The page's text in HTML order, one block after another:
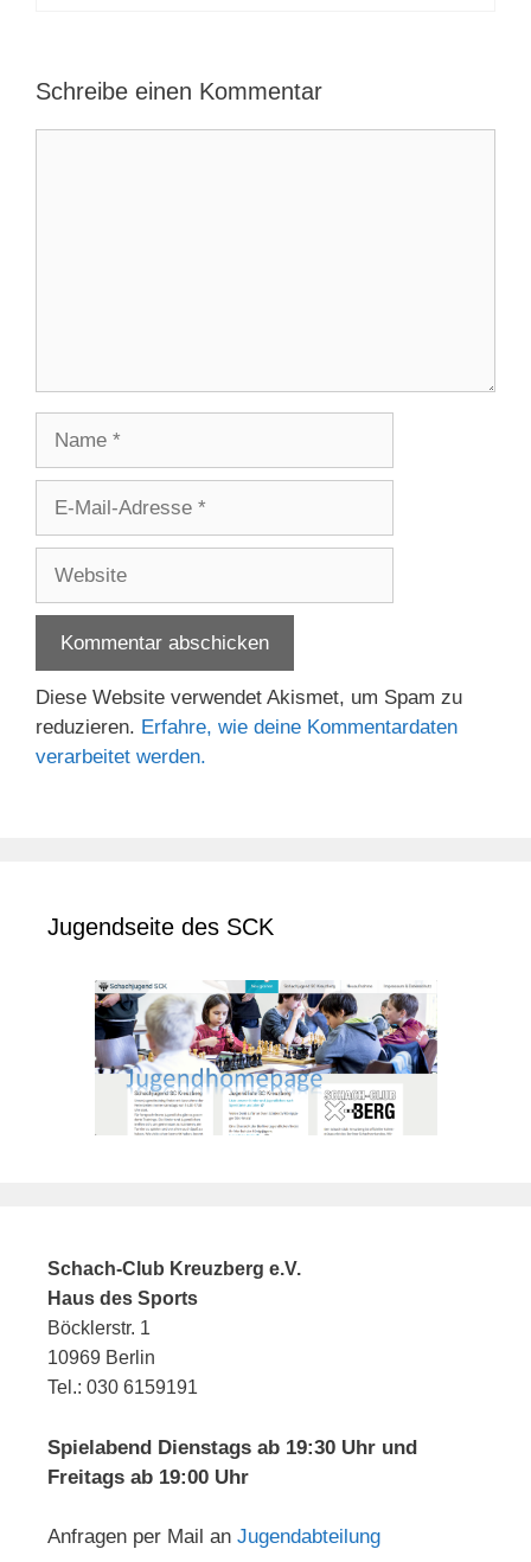
Schreibe einen Kommentar
Adresse
Diese Website verwendet Akismet, um Spam zu
reduzieren. Erfahre, wie deine Kommentardaten
verarbeitet werden.
Jugendseite des SCK
Schach-Club Kreuzberg e.V.
Haus des Sports
Böcklerstr. 1
10969 Berlin
Tel.: 030 6159191
Spielabend Dienstags ab 19:30 Uhr und
Freitags ab 19:00 Uhr
Anfragen per Mail an Jugendabteilung